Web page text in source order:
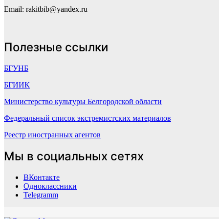
Email: rakitbib@yandex.ru
Полезные ссылки
БГУНБ
БГИИК
Министерство культуры Белгородской области
Федеральный список экстремистских материалов
Реестр иностранных агентов
Мы в социальных сетях
ВКонтакте
Одноклассники
Telegramm